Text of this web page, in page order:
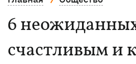
6
счастливым и